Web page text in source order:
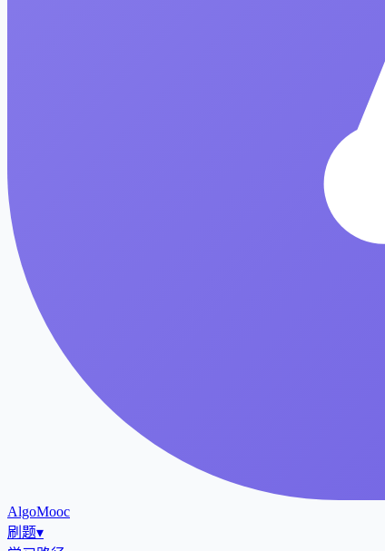
AlgoMooc
刷题▾